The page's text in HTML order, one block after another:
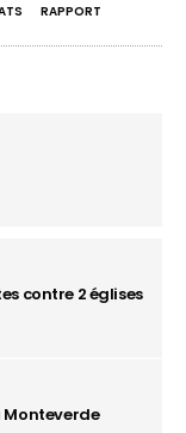
RAPPORT
contre 2 églises
Monteverde